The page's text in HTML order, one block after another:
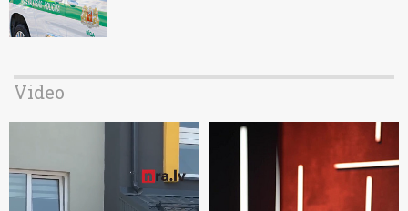
Video